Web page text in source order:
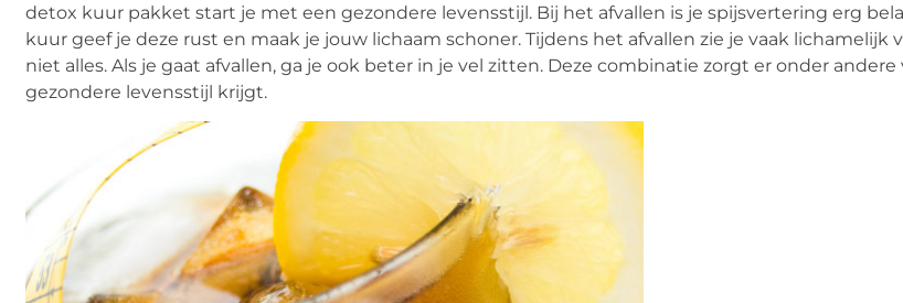
detox kuur pakket start je met een gezondere levensstijl. Bij het afvallen is je spijsvertering erg
kuur geef je deze rust en maak je jouw lichaam schoner. Tijdens het afvallen zie je vaak lichamelijk
niet alles. Als je gaat afvallen, ga je ook beter in je vel zitten. Deze combinatie zorgt er onder andere
gezondere levensstijl krijgt.